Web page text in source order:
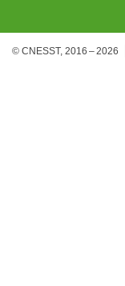
© CNESST, 2016 – 2026